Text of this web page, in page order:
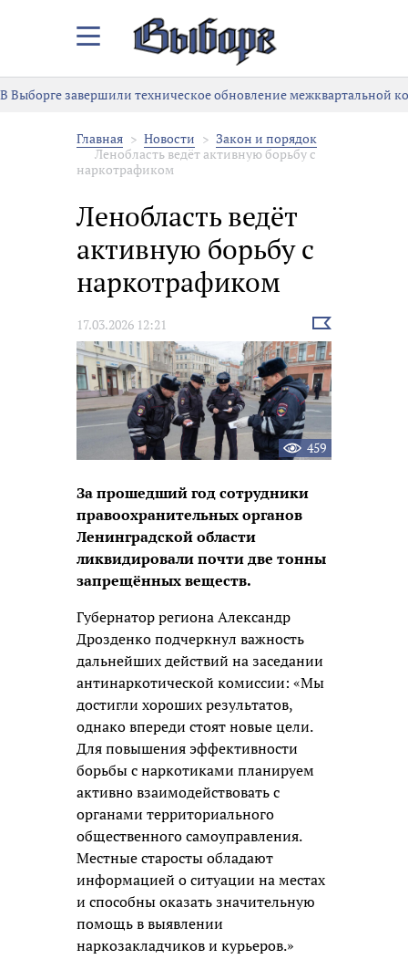
Закрыть/
меню
В Выборге завершили техническое обновление межквартальной
Главная Новости
Закон и порядок
Ленобласть ведёт активную борьбу с
наркотрафиком
Ленобласть ведёт
активную борьбу с
наркотрафиком
17.03.2026 12:21
Выбрать
новость
459
За прошедший год сотрудники
правоохранительных органов
Ленинградской области
ликвидировали почти две тонны
запрещённых веществ.
Губернатор региона Александр
Дрозденко подчеркнул важность
дальнейших действий на заседании
антинаркотической комиссии: «Мы
достигли хороших результатов,
однако впереди стоят новые цели.
Для повышения эффективности
борьбы с наркотиками планируем
активно взаимодействовать с
органами территориального
общественного самоуправления.
Местные старосты обладают
информацией о ситуации на местах
и способны оказать значительную
помощь в выявлении
наркозакладчиков и курьеров.»